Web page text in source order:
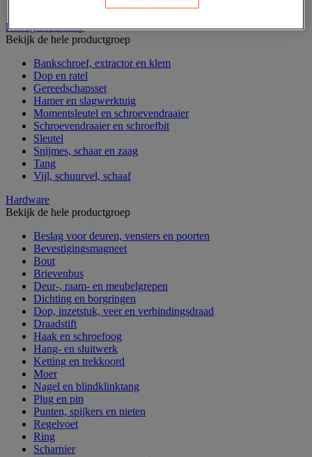
Handgereedschap
Bekijk de hele productgroep
Bankschroef, extractor en klem
Dop en ratel
Gereedschapsset
Hamer en slagwerktuig
Momentsleutel en schroevendraaier
Schroevendraaier en schroefbit
Sleutel
Snijmes, schaar en zaag
Tang
Vijl, schuurvel, schaaf
Hardware
Bekijk de hele productgroep
Beslag voor deuren, vensters en poorten
Bevestigingsmagneet
Bout
Brievenbus
Deur-, raam- en meubelgrepen
Dichting en borgringen
Dop, inzetstuk, veer en verbindingsdraad
Draadstift
Haak en schroefoog
Hang- en sluitwerk
Ketting en trekkoord
Moer
Nagel en blindklinktang
Plug en pin
Punten, spijkers en nieten
Regelvoet
Ring
Scharnier